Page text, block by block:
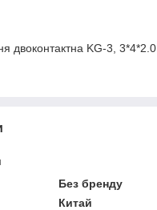
двоконтактна KG-3, 3*4*2.0
Без бренду
Китай